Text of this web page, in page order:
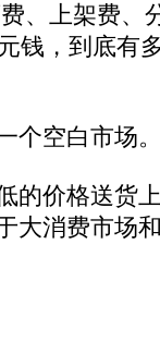
、上架费、
钱，到底有
空白市场
价格送货
大消费市场